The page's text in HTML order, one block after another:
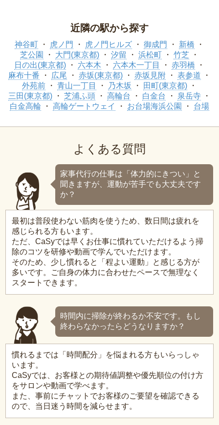
近隣の駅から探す
神谷町 虎ノ門 虎ノ門ヒルズ 御成門
新橋
芝公園
大門(東京都) 汐留 浜松町
竹芝
日の出(東京都)
六本木 六本木一丁目
赤羽橋
麻布十番
広尾 赤坂(東京都) 赤坂見附
表参道
外苑前
青山一丁目 乃木坂
田町(東京都)
三田(東京都)
芝浦ふ頭 高輪台 白金台
泉岳寺
白金高輪
高輪ゲートウェイ お台場海浜公園 台場
よくある質問
家事代行の仕事は「体力的にきつい」と
聞きますが、運動が苦手でも大丈夫です
か？
最初は普段使わない筋肉を使うため、数日間は疲れを
感じられる方もいます。
ただ、CaSyでは早くお仕事に慣れていただけるよう掃
除のコツを研修や動画で学んでいただけます。
そのため、少し慣れると「程よい運動」と感じる方が
多いです。ご自身の体力に合わせたペースで無理なく
スタートできます。
時間内に掃除が終わるか不安です。もし
終わらなかったらどうなりますか？
慣れるまでは「時間配分」を悩まれる方もいらっしゃ
います。
CaSyでは、お客様との期待値調整や優先順位の付け方
をサロンや動画で学べます。
また、事前にチャットでお客様のご要望を確認できる
ので、当日迷う時間を減らせます。